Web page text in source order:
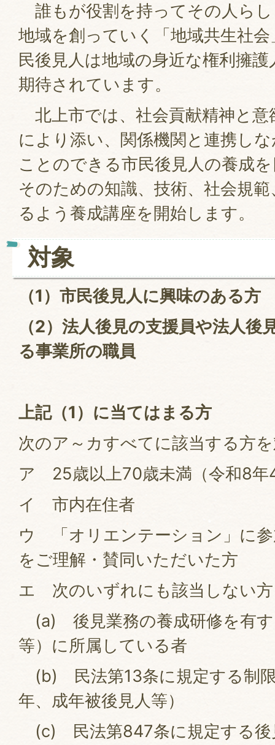
誰もが役割を持ってその人ら
地域を創っていく「地域共生社
民後見人は地域の身近な権利擁
期待されています。
北上市では、社会貢献精神と意
により添い、関係機関と連携し
ことのできる市民後見人の養成
そのための知識、技術、社会規
るよう養成講座を開始します。
対象
（1）市民後見人に興味のある方
（2）法人後見の支援員や法人後
る事業所の職員
上記（1）に当てはまる方
次のア～カすべてに該当する方
ア 25歳以上70歳未満（令和8年
イ 市内在住者
ウ 「オリエンテーション」に
をご理解・賛同いただいた方
エ 次のいずれにも該当しない方
(a) 後見業務の養成研修を有す
等）に所属している者
(b) 民法第13条に規定する制
年、成年被後見人等）
(c) 民法第847条に規定する後